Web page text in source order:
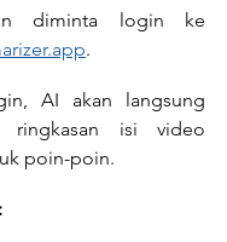
.
AI akan langsung
ringkasan isi video
poin-poin.